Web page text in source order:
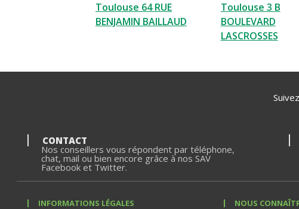
Toulouse 64 RUE
BENJAMIN BAILLAUD
Toulouse 3 B
BOULEVARD
LASCROSSES
CONTACT
Nos conseillers vous répondent par téléphone,
chat, mail ou bien encore grâce à nos SAV
Facebook et Twitter.
INFORMATIONS LÉGALES NOUS